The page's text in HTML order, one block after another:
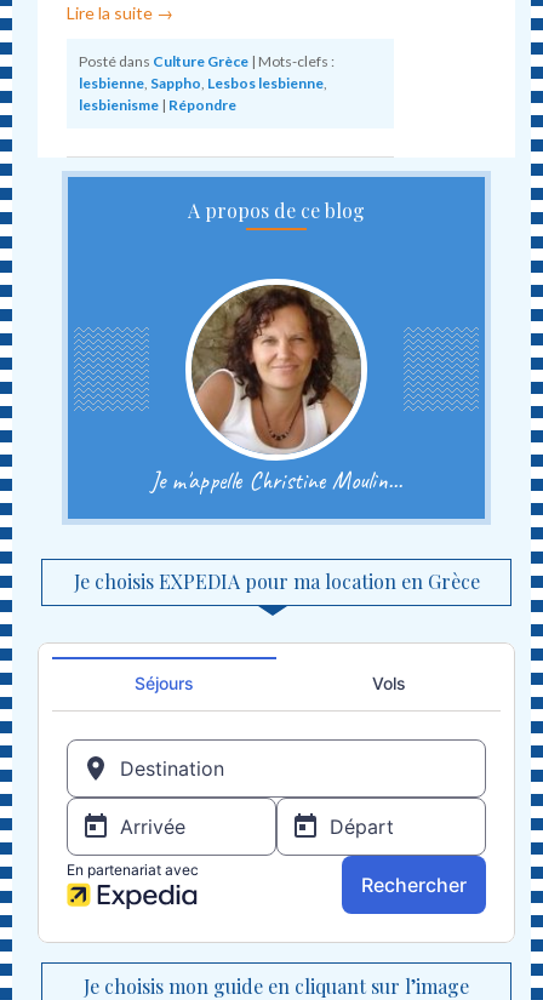
Lire la suite →
Posté dans Culture Grèce | Mots-clefs :
lesbienne Sappho Lesbos lesbienne
lesbienisme | Répondre
A propos de ce blog
Je m'appelle Christine Moulin...
Je choisis EXPEDIA pour ma location en Grèce
Je choisis mon guide en cliquant sur l’image